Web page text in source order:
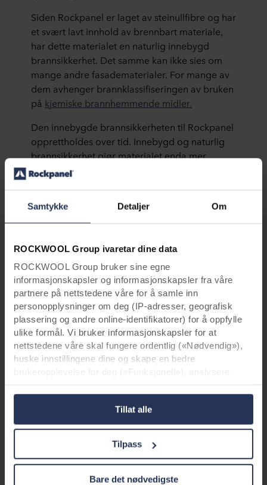
Samtykke Detaljer Om
ROCKWOOL Group ivaretar dine data
ROCKWOOL Group bruker sine egne
informasjonskapsler og informasjonskapsler fra våre
partnere på nettstedene våre for å samle inn
personopplysninger om deg (IP-adresser, geografisk
plassering og andre online-identifikatorer) for å oppfylle
ulike formål. Vi bruker informasjonskapsler for at
nettstedene våre skal fungere ordentlig («Nødvendig»),
huske innstillingene dine og skape en bedre
atferden din for å optimalisere nettstedene («Statistisk»)
og målrette innholdet og annonsene våre på sosiale
medier og eksterne nettsteder basert på atferden din på
nettstedene våre («Markedsføring»). Informasjon om din
innen sosiale medier, annonsering og analyse. Våre
forretningspartnere kan kombinere disse dataene med
annen informasjon som er gitt til dem tidligere, eller som
Tillat alle
Tilpass
Bare det nødvedigste
Siden Rockpanel er laget av steinullfibre og har
et svært lavt innhold av brennbart materiale,
har dette materialet en naturlig innebygd
brannsikkerhet. Det samme kan ikke sies om
mange andre fasadematerialer. For mange av
dem avhenger brannklassifiseringen av bruken
på kjemiske brannhemmende midler.
Den innebygde brannsikkerheten til Rockpanel
opprettholdes over tid. Innebygd og naturlig
brannsikkerhet gjør materialet enda mer
fremtidsrettet og bærekraftig.
Brannsikkerhet møter design
Rockpanel A2 plater (Euroclass A2-s1, d0) –
Fasadeplater.
Vil du vite mer om brannsikkerhet? Her er alt
du trenger å vite om brannsikkerhet og fasader
Les mer!